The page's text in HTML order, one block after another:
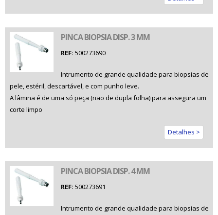
PINCA BIOPSIA DISP. 3 MM
REF: 500273690
Intrumento de grande qualidade para biopsias de
pele, estéril, descartável, e com punho leve.
A lâmina é de uma só peça (não de dupla folha) para assegura um
corte limpo
Detalhes >
PINCA BIOPSIA DISP. 4 MM
REF: 500273691
Intrumento de grande qualidade para biopsias de